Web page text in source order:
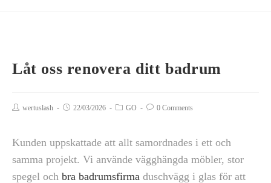
Låt oss renovera ditt badrum
Postwertuslash
Post22/03/2026
PostGO
Post0 Comments
Kunden uppskattade att allt samordnades i ett och
samma projekt. Vi använde vägghängda möbler, stor
spegel och bra badrumsfirma duschvägg i glas för att